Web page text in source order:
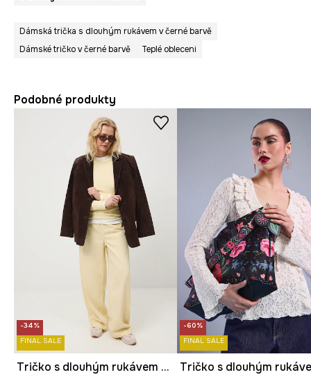
Dámská trička s dlouhým rukávem v černé barvě
Dámské tričko v černé barvě
Teplé obleceni
Podobné produkty
-34%
FINAL SALE
Tričko s dlouhým rukávem dámské s modalem
-60%
FINAL SALE